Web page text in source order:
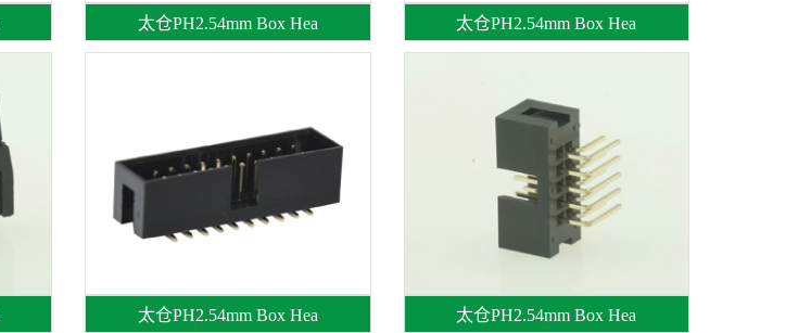
太仓PH2.54mm Box Hea 太仓PH2.54mm Box Hea
太仓PH2.54mm Box Hea 太仓PH2.54mm Box Hea